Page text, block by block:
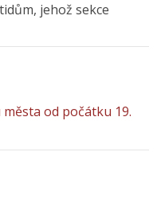
jehož sekce
od počátku 19.